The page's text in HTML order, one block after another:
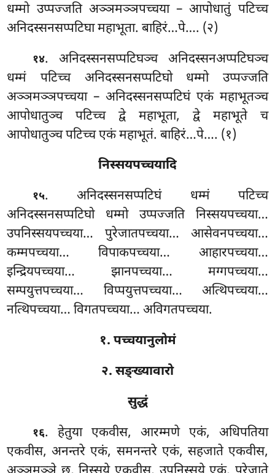
धम्मो उप्पज्जति अञ्ञमञ्ञपच्चया – आपोधातुं पटिच्च
अनिदस्सनसप्पटिघा महाभूता. बाहिरं…पे…. (२)
१४. अनिदस्सनसप्पटिघञ्च अनिदस्सनअप्पटिघञ्च
धम्मं पटिच्च अनिदस्सनसप्पटिघो धम्मो उप्पज्जति
अञ्ञमञ्ञपच्चया – अनिदस्सनसप्पटिघं एकं महाभूतञ्च
आपोधातुञ्च पटिच्च द्वे महाभूता, द्वे महाभूते च
आपोधातुञ्च पटिच्च एकं महाभूतं. बाहिरं…पे…. (१)
निस्सयपच्चयादि
१५. अनिदस्सनसप्पटिघं धम्मं पटिच्च
अनिदस्सनसप्पटिघो धम्मो उप्पज्जति निस्सयपच्चया…
उपनिस्सयपच्चया… पुरेजातपच्चया… आसेवनपच्चया…
कम्मपच्चया… विपाकपच्चया… आहारपच्चया…
इन्द्रियपच्चया… झानपच्चया… मग्गपच्चया…
सम्पयुत्तपच्चया… विप्पयुत्तपच्चया… अत्थिपच्चया…
नत्थिपच्चया… विगतपच्चया… अविगतपच्चया.
१. पच्चयानुलोमं
२. सङ्ख्यावारो
सुद्धं
१६. हेतुया एकवीस, आरम्मणे एकं, अधिपतिया
एकवीस, अनन्तरे एकं, समनन्तरे एकं, सहजाते एकवीस,